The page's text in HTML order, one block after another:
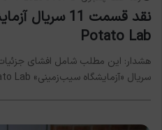
Potato Lab
هشدار: این مطلب شامل افشای
سریال «آزمایشگاه سیب‌زمینی» The Potato Lab دقیقاً همان‌طور پیش…